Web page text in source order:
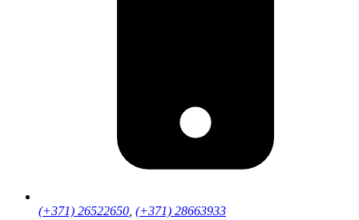
(+371) 26522650 (+371) 28663933